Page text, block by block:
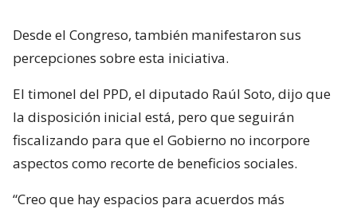
Desde el Congreso, también manifestaron sus
percepciones sobre esta iniciativa.
El timonel del PPD, el diputado Raúl Soto, dijo que
la disposición inicial está, pero que seguirán
fiscalizando para que el Gobierno no incorpore
aspectos como recorte de beneficios sociales.
“Creo que hay espacios para acuerdos más